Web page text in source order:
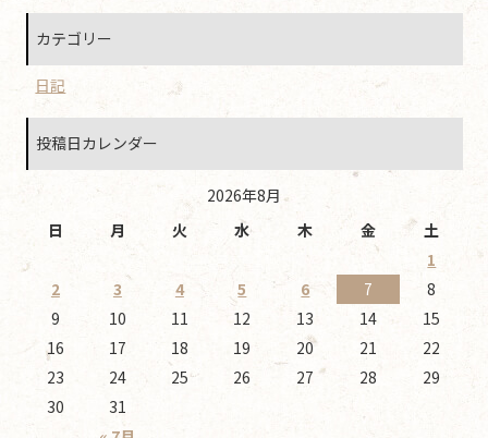
カテゴリー
日記
投稿日カレンダー
2026年8月
日
月 火 水 木 金 土
1
2
3 4 5 6 7
8
9
10 11 12 13 14
15
16
17 18 19 20 21
22
23
24 25 26 27 28
29
30
31